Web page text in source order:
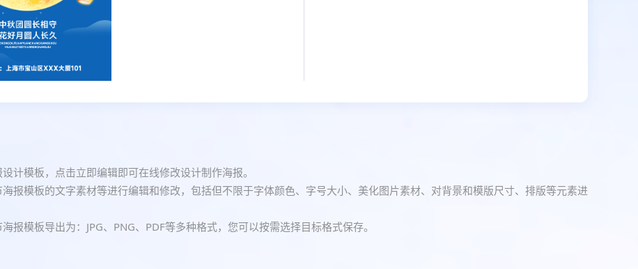
计模板，点击立即编辑即可在线修改设计制作海报。
报模板的文字素材等进行编辑和修改，包括但不限于字体颜色、字号大小、美化图片素材、对背景和模版尺寸、排版等元素进
模板导出为：JPG、PNG、PDF等多种格式，您可以按需选择目标格式保存。